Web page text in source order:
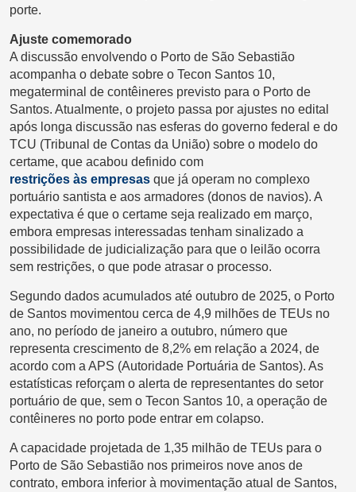
porte.
Ajuste comemorado
A discussão envolvendo o Porto de São Sebastião
acompanha o debate sobre o Tecon Santos 10,
megaterminal de contêineres previsto para o Porto de
Santos. Atualmente, o projeto passa por ajustes no edital
após longa discussão nas esferas do governo federal e do
TCU (Tribunal de Contas da União) sobre o modelo do
certame, que acabou definido com
restrições às empresas que já operam no complexo
portuário santista e aos armadores (donos de navios). A
expectativa é que o certame seja realizado em março,
embora empresas interessadas tenham sinalizado a
possibilidade de judicialização para que o leilão ocorra
sem restrições, o que pode atrasar o processo.
Segundo dados acumulados até outubro de 2025, o Porto
de Santos movimentou cerca de 4,9 milhões de TEUs no
ano, no período de janeiro a outubro, número que
representa crescimento de 8,2% em relação a 2024, de
acordo com a APS (Autoridade Portuária de Santos). As
estatísticas reforçam o alerta de representantes do setor
portuário de que, sem o Tecon Santos 10, a operação de
contêineres no porto pode entrar em colapso.
A capacidade projetada de 1,35 milhão de TEUs para o
Porto de São Sebastião nos primeiros nove anos de
contrato, embora inferior à movimentação atual de Santos,